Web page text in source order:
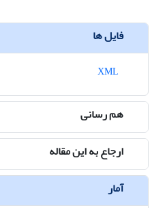
فایل ها
هم رسانی
ارجاع به این مقاله
آمار